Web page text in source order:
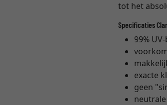
tot het
Specificaties
99%
exacte
geen